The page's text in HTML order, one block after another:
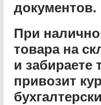
документов.
При
товара на
и забираете
привозит